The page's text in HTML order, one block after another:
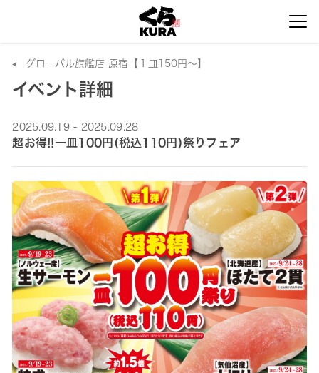
グローバル旗艦店 原宿【１皿150円～】
イベント詳細
2025.09.19 - 2025.09.28
超お得!!一皿100円(税込110円)祭りフェア